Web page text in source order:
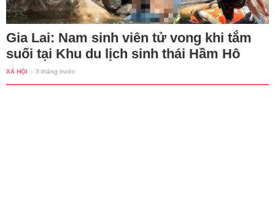
Gia Lai: Nam sinh viên tử vong khi tắm
suối tại Khu du lịch sinh thái Hầm Hô
XÃ HỘI - 3 tháng trước